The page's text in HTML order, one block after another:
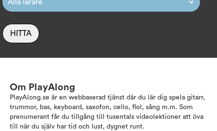
HITTA
Om PlayAlong
PlayAlong.se är en webbaserad tjänst där du lär dig spela gitarr,
trummor, bas, keyboard, saxofon, cello, fiol, sång m.m. Som
prenumerant får du tillgång till tusentals videolektioner att öva
till när du själv har tid och lust, dygnet runt.